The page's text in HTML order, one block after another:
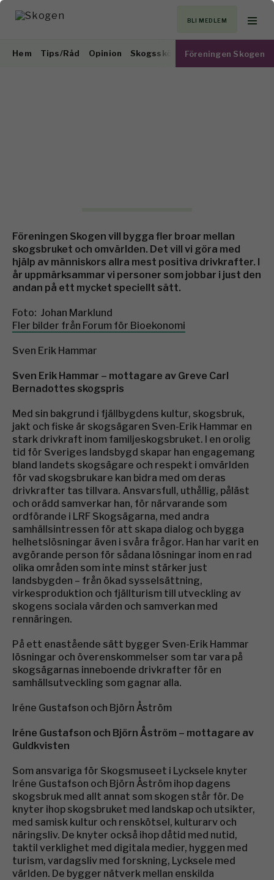
BLI MEDLEM
Hem Tips/Råd Opinion Skogsskötsel Virkesmarknad
Föreningen Skogen
Föreningen Skogen vill bygga fler broar mellan
skogsbruket och omvärlden. Det vill vi göra med
hjälp av människors allra mest positiva drivkrafter. I
år uppmärksammar vi personer som jobbar i just den
andan på ett mycket speciellt sätt.
Foto: Johan Marklund
Fler bilder från Forum för Bioekonomi
Sven Erik Hammar
Sven Erik Hammar – mottagare av Greve Carl
Bernadottes skogspris
Med sin bakgrund i fjällbygdens kultur, skogsbruk,
jakt och fiske är skogsägaren Sven-Erik Hammar en
stark drivkraft inom familjeskogsbruket. I en orolig
tid för Sveriges landsbygd skapar han engagemang
bland landets skogsägare och respekt i omvärlden
för vad skogsbrukare kan bidra med om deras
drivkrafter tas tillvara. Ansvarsfull, uthållig, påläst
och orädd samverkar han, för närvarande som
ordförande i LRF Skogsägarna, med andra
samhällsintressen för att skapa dialog och bygga
helhetslösningar även i svåra frågor. Han har varit en
avgörande person för sådana lösningar inom en rad
olika områden som inte minst stärker just
landsbygden – från ökad sysselsättning,
virkesproduktion och fjällturism till utveckling av
skogens sociala värden och samverkan med
rennäringen.
På ett enastående sätt bygger Sven-Erik Hammar
lösningar och överenskommelser som tar vara på
skogsägarnas inneboende drivkrafter för en
samhällsutveckling som gagnar alla.
Iréne Gustafson och Björn Åström
Iréne Gustafson och Björn Åström – mottagare av
Guldkvisten
Som ansvariga för Skogsmuseet i Lycksele knyter
Iréne Gustafson och Björn Åström ihop dagens
skogsbruk med allt annat som skogen står för. De
knyter ihop skogsbruket med landskap och utsikter,
med samisk kultur och renskötsel, kulturarv och
näringsliv. De knyter också ihop dåtid med nutid,
taktil verklighet med digitala medier, hyggen med
turism, vardagsliv med forskning, Lycksele med
världen. De bygger nätverk mellan enskilda